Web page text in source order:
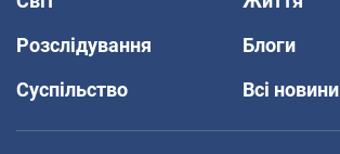
Розслідування
Блоги
Суспільство
Всі новини